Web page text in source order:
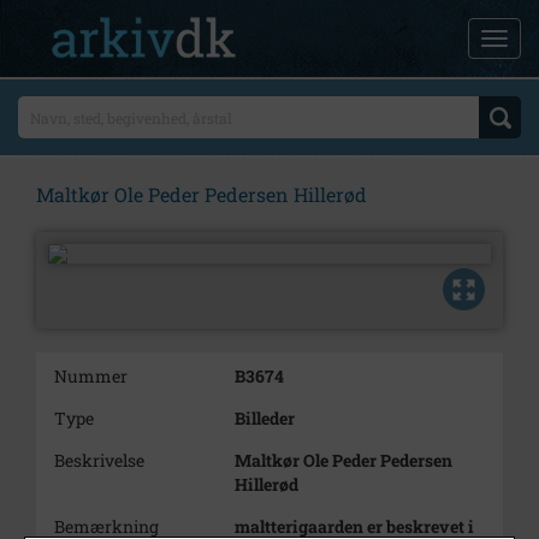
Maltkør Ole Peder Pedersen Hillerød
Nummer
B3674
Type
Billeder
Beskrivelse
Maltkør Ole Peder Pedersen
Hillerød
Bemærkning
maltterigaarden er beskrevet i